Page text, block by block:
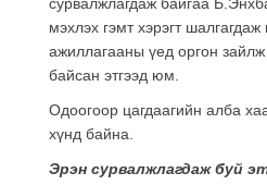
мэхлэх гэмт хэрэгт
ажиллагааны үед оргон
байсан этгээд юм.
Одоогоор цагдаагийн алба
хүнд байна.
Эрэн сурвалжлагдаж буй